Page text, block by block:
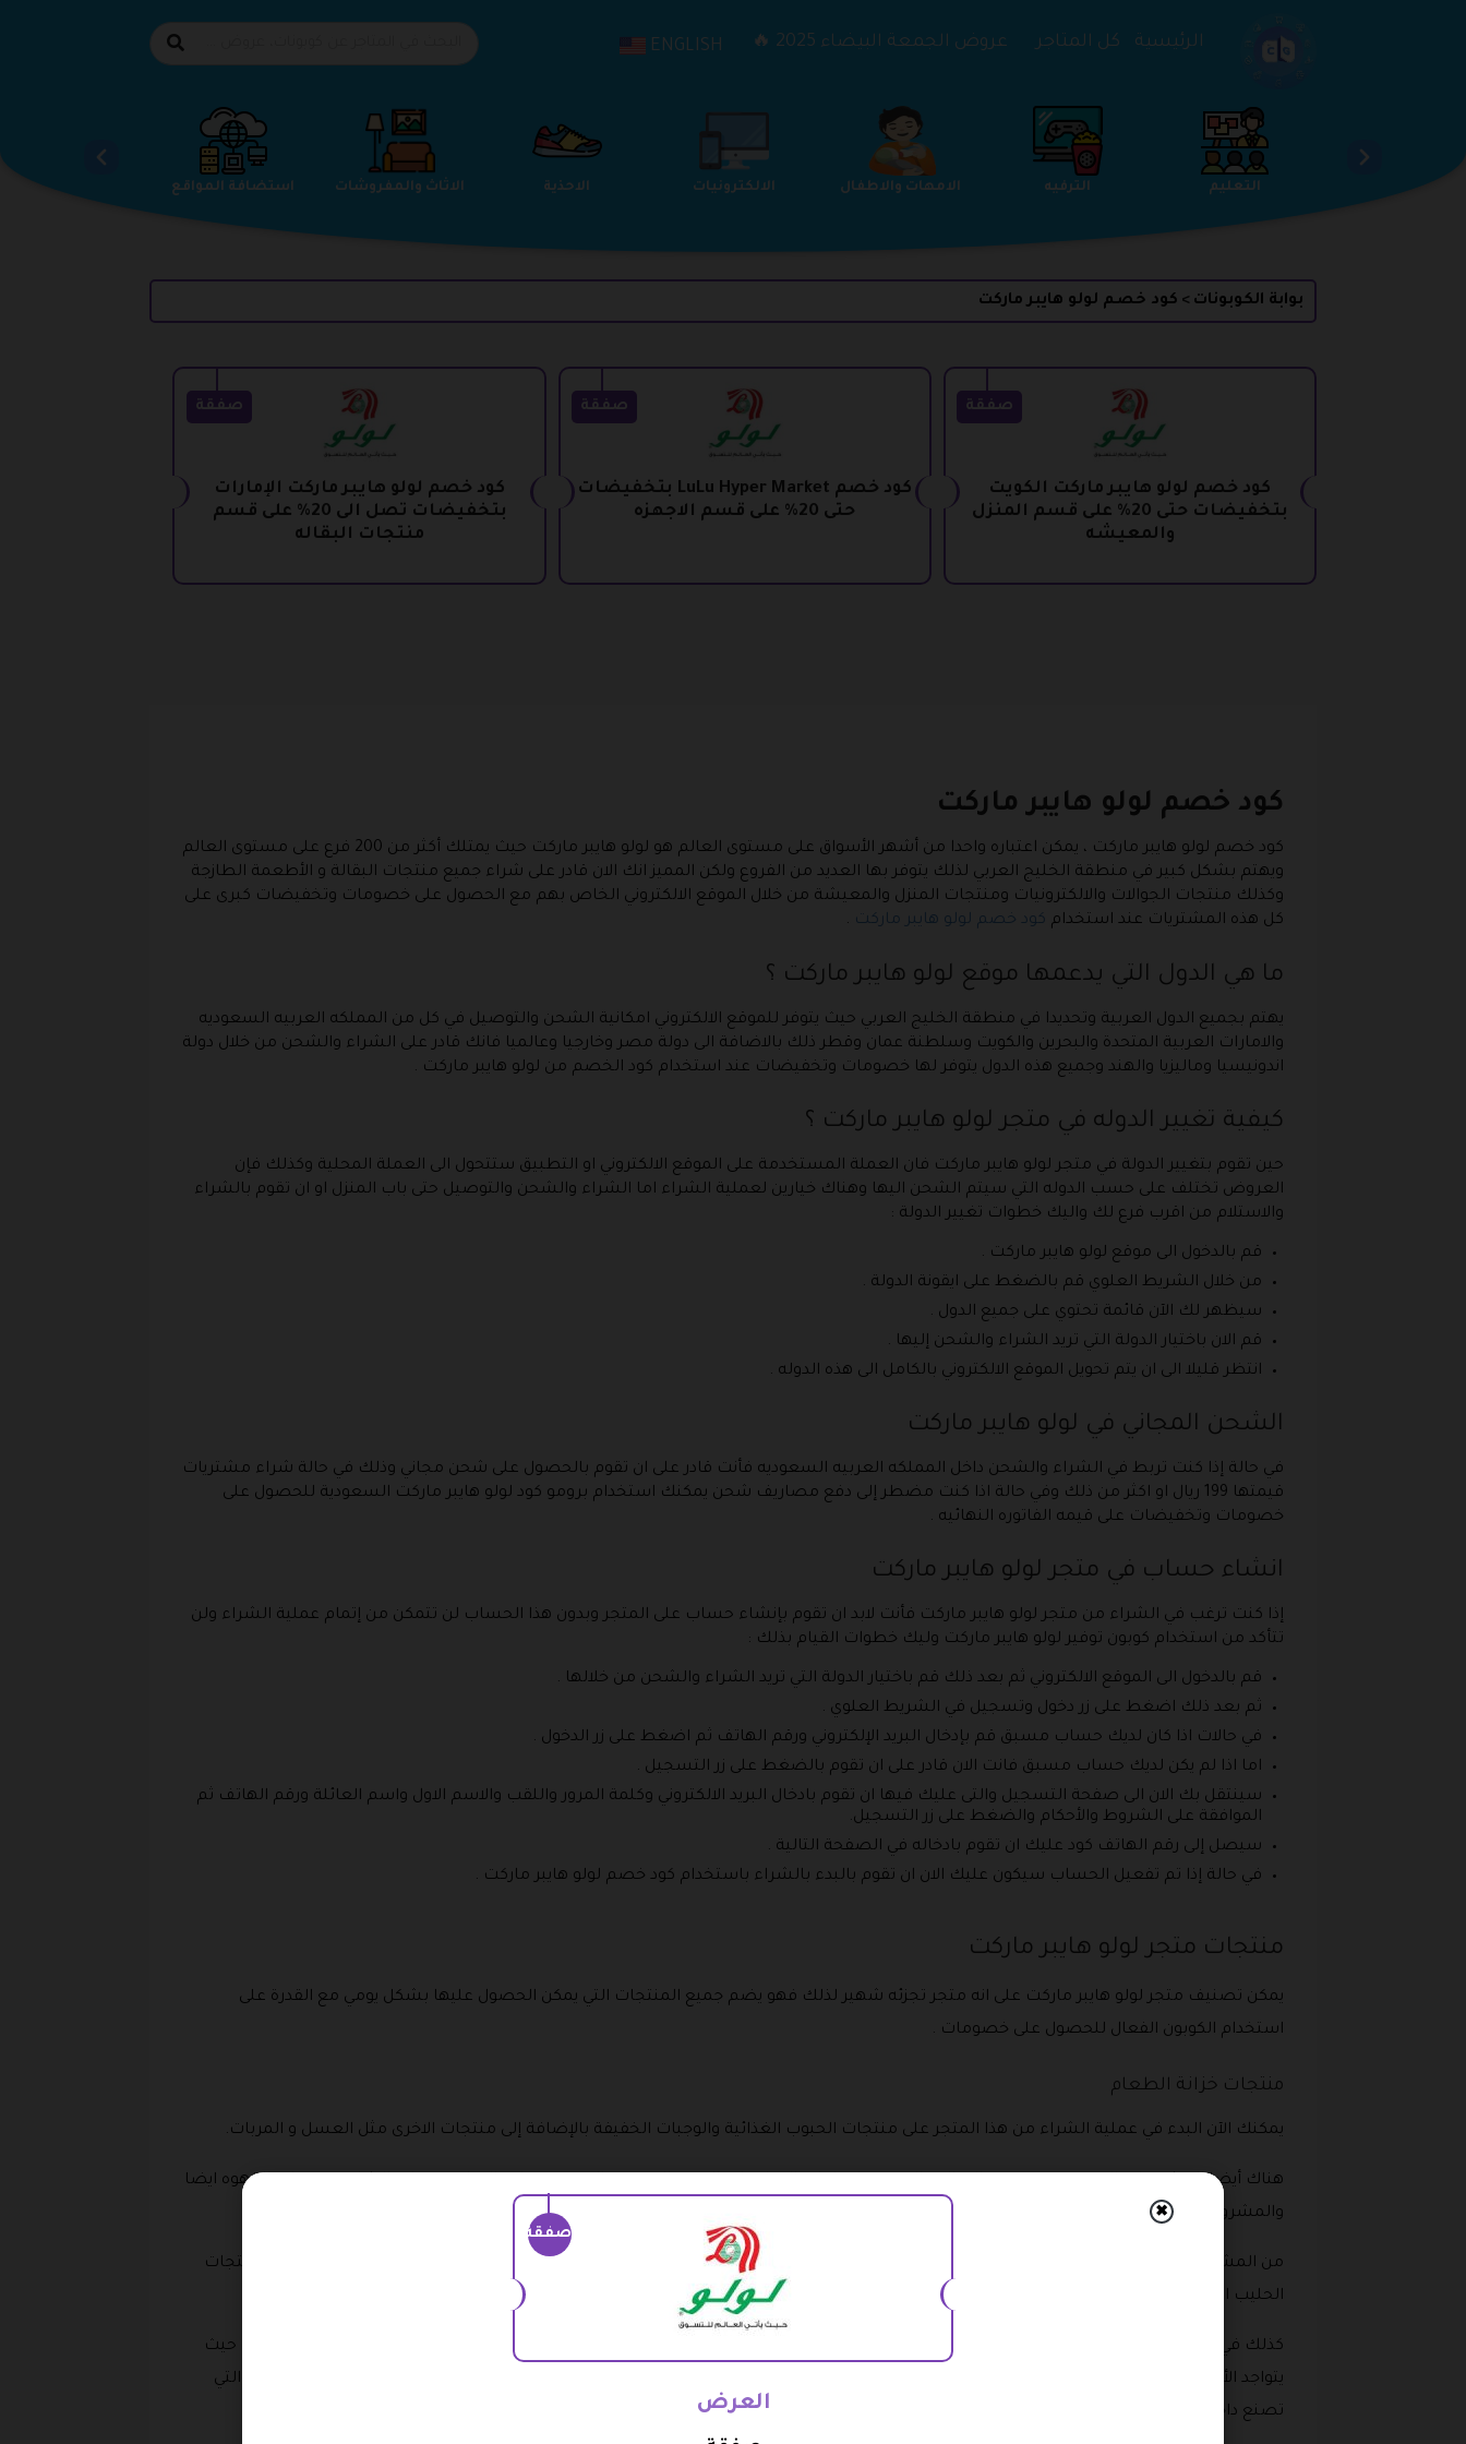
الرئيسية كل المتاجر عروض الجمعة البيضاء 2025 🔥 ENGLISH
استضافة المواقع الاثاث والمفروشات الاحذية الالكترونيات الامهات والاطفال الترفيه التعليم الجمال والعناية الخدمات
بوابة الكوبونات > كود خصم لولو هايبر ماركت
صفقة
كود خصم لولو هايبر ماركت الكويت
بتخفيضات حتى 20% على قسم المنزل
والمعيشه
صفقة
كود خصم LuLu Hyper Market بتخفيضات
حتى 20% على قسم الاجهزه
صفقة
كود خصم لولو هايبر ماركت الإمارات
بتخفيضات تصل الى 20% على قسم
منتجات البقاله
كود خصم لولو هايبر ماركت
كود خصم لولو هايبر ماركت ، يمكن اعتباره واحدا من أشهر الأسواق على مستوى العالم هو لولو هايبر ماركت حيث يمتلك أكثر من 200 فرع على مستوى العالم
ويهتم بشكل كبير في منطقة الخليج العربي لذلك يتوفر بها العديد من الفروع ولكن المميز انك الان قادر على شراء جميع منتجات البقالة و الأطعمة الطازجة
وكذلك منتجات الجوالات والالكترونيات ومنتجات المنزل والمعيشة من خلال الموقع الالكتروني الخاص بهم مع الحصول على خصومات وتخفيضات كبرى على
كل هذه المشتريات عند استخدام كود خصم لولو هايبر ماركت .
ما هي الدول التي يدعمها موقع لولو هايبر ماركت ؟
يهتم بجميع الدول العربية وتحديدا في منطقة الخليج العربي حيث يتوفر للموقع الالكتروني امكانية الشحن والتوصيل في كل من المملكه العربيه السعوديه
والامارات العربية المتحدة والبحرين والكويت وسلطنة عمان وقطر ذلك بالاضافة الى دولة مصر وخارجيا وعالميا فانك قادر على الشراء والشحن من خلال دولة
اندونيسيا وماليزيا والهند وجميع هذه الدول يتوفر لها خصومات وتخفيضات عند استخدام كود الخصم من لولو هايبر ماركت .
كيفية تغيير الدوله في متجر لولو هايبر ماركت ؟
حين تقوم بتغيير الدولة في متجر لولو هايبر ماركت فان العملة المستخدمة على الموقع الالكتروني او التطبيق ستتحول الى العملة المحلية وكذلك فإن
العروض تختلف على حسب الدوله التي سيتم الشحن اليها وهناك خيارين لعملية الشراء اما الشراء والشحن والتوصيل حتى باب المنزل او ان تقوم بالشراء
والاستلام من اقرب فرع لك واليك خطوات تغيير الدولة :
قم بالدخول الى موقع لولو هايبر ماركت .
من خلال الشريط العلوي قم بالضغط على ايقونة الدولة .
سيظهر لك الآن قائمة تحتوي على جميع الدول .
قم الان باختيار الدولة التي تريد الشراء والشحن إليها .
انتظر قليلا الى ان يتم تحويل الموقع الالكتروني بالكامل الى هذه الدوله .
الشحن المجاني في لولو هايبر ماركت
في حالة إذا كنت تربط في الشراء والشحن داخل المملكه العربيه السعوديه فأنت قادر على ان تقوم بالحصول على شحن مجاني وذلك في حالة شراء مشتريات
قيمتها 199 ريال او اكثر من ذلك وفي حالة اذا كنت مضطر إلى دفع مصاريف شحن يمكنك استخدام برومو كود لولو هايبر ماركت السعودية للحصول على
خصومات وتخفيضات على قيمه الفاتوره النهائيه .
انشاء حساب في متجر لولو هايبر ماركت
إذا كنت ترغب في الشراء من متجر لولو هايبر ماركت فأنت لابد ان تقوم بإنشاء حساب على المتجر وبدون هذا الحساب لن تتمكن من إتمام عملية الشراء ولن
تتأكد من استخدام كوبون توفير لولو هايبر ماركت وليك خطوات القيام بذلك :
قم بالدخول الى الموقع الالكتروني ثم بعد ذلك قم باختيار الدولة التي تريد الشراء والشحن من خلالها .
ثم بعد ذلك اضغط على زر دخول وتسجيل في الشريط العلوي .
في حالات اذا كان لديك حساب مسبق قم بإدخال البريد الإلكتروني ورقم الهاتف ثم اضغط على زر الدخول .
اما اذا لم يكن لديك حساب مسبق فانت الان قادر على ان تقوم بالضغط على زر التسجيل .
سينتقل بك الان الى صفحة التسجيل والتى عليك فيها ان تقوم بادخال البريد الالكتروني وكلمة المرور واللقب والاسم الاول واسم العائلة ورقم الهاتف ثم
الموافقة على الشروط والأحكام والضغط على زر التسجيل.
سيصل إلى رقم الهاتف كود عليك ان تقوم بادخاله في الصفحة التالية .
في حالة إذا تم تفعيل الحساب سيكون عليك الان ان تقوم بالبدء بالشراء باستخدام كود خصم لولو هايبر ماركت .
منتجات متجر لولو هايبر ماركت
يمكن تصنيف متجر لولو هايبر ماركت على انه متجر تجزئه شهير لذلك فهو يضم جميع المنتجات التي يمكن الحصول عليها بشكل يومي مع القدرة على
استخدام الكوبون الفعال للحصول على خصومات .
منتجات خزانة الطعام
يمكنك الآن البدء في عملية الشراء من هذا المتجر على منتجات الحبوب الغذائية والوجبات الخفيفة بالإضافة إلى منتجات الاخرى مثل العسل و المربات.
هناك أيضا المشروبات المتوفرة في قسم البقالة والتي منها زجاجات المياه ذات الحجم الصغير والكبير بمختلف الانواع منتجات الشاي ومنتجات القهوه ايضا
والمشروبات الغازية وعليها خصم عند استخدام رمز التوفير الفعال .
من المشروبات المتوفرة ايضا مشروبات الطاقة وهي مناسبة للرياضيين وهناك المشروبات المجففة والتي يتم تزويدها في المياه كما يتوفر ايضا منتجات
الحليب المجفف .
كذلك في هذا القسم يوجد العديد من الأطعمة التي يمكن ان تقوم بشرائها وتتناسب مع جميع الجنسيات التي تتوفر في السعودية والإمارات والكويت حيث
يتواجد الأطعمة العربية والفلبينية الكوريه والصينيه واليابانيه والتايلاندية والهندية بالإضافة إلى الطعام الإيطالي والأوروبي وهناك الأطعمة المحلية والتي
تصنع داخل المملكه العربيه السعوديه .
صفقة
✖
العرض